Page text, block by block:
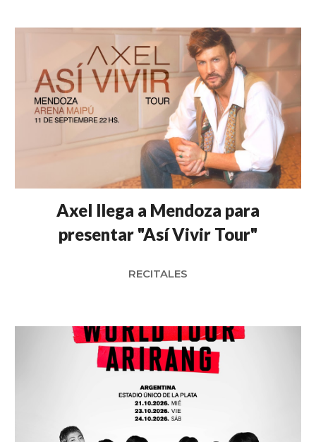
Axel llega a Mendoza para
presentar "Así Vivir Tour"
RECITALES